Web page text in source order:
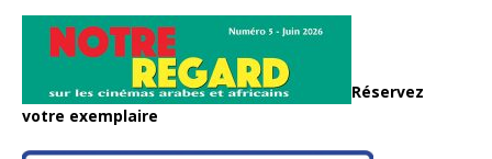
Réservez
votre exemplaire